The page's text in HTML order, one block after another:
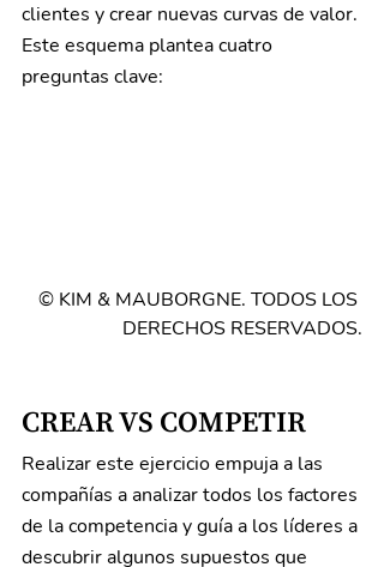
clientes y crear nuevas curvas de valor.
Este esquema plantea cuatro
preguntas clave:
© KIM & MAUBORGNE. TODOS LOS
DERECHOS RESERVADOS.
CREAR VS COMPETIR
Realizar este ejercicio empuja a las
compañías a analizar todos los factores
de la competencia y guía a los líderes a
descubrir algunos supuestos que